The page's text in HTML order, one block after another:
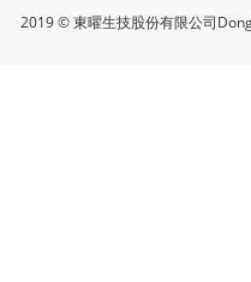
2019 © 東曜生技股份有限公司